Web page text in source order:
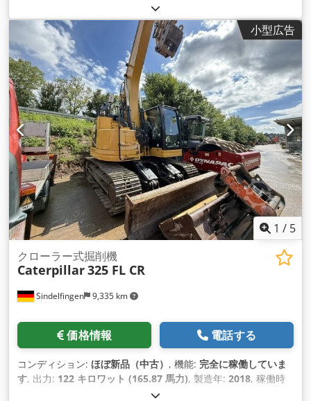
小型広告
1 / 5
Sindelfingen 9,335 km
クローラー式掘削機
Caterpillar325 FL CR
価格情報 電話する
コンディション: ほぼ新品（中古） , 機能: 完全に稼働していま
す, 出力: 122 キロワット (165.87 馬力), 製造年: 2018, 稼働時